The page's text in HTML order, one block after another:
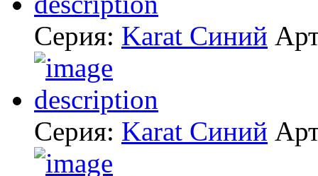
Серия: Karat Синий
Серия: Karat Синий